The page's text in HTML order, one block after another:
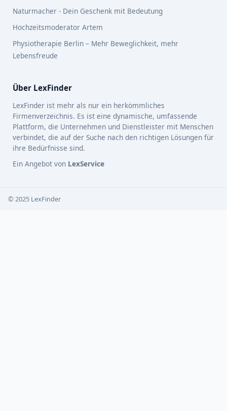
Naturmacher - Dein Geschenk mit Bedeutung
Hochzeitsmoderator Artem
Physiotherapie Berlin – Mehr Beweglichkeit, mehr
Lebensfreude
Über LexFinder
LexFinder ist mehr als nur ein herkömmliches
Firmenverzeichnis. Es ist eine dynamische, umfassende
Plattform, die Unternehmen und Dienstleister mit Menschen
verbindet, die auf der Suche nach den richtigen Lösungen für
ihre Bedürfnisse sind.
Ein Angebot von LexService
© 2025 LexFinder